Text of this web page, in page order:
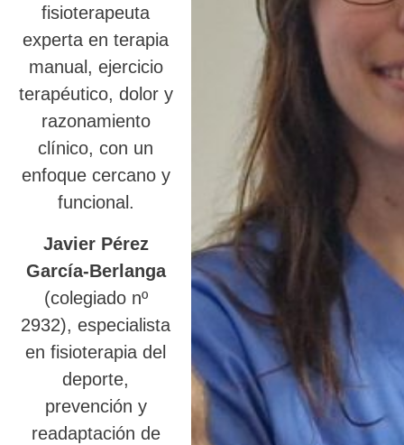
fisioterapeuta
experta en terapia
manual, ejercicio
terapéutico, dolor y
razonamiento
clínico, con un
enfoque cercano y
funcional.
Javier Pérez
García-Berlanga
(colegiado nº
2932), especialista
en fisioterapia del
deporte,
prevención y
readaptación de